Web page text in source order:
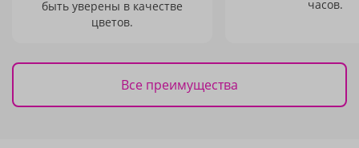
быть уверены в качестве
цветов.
часов.
Все преимущества